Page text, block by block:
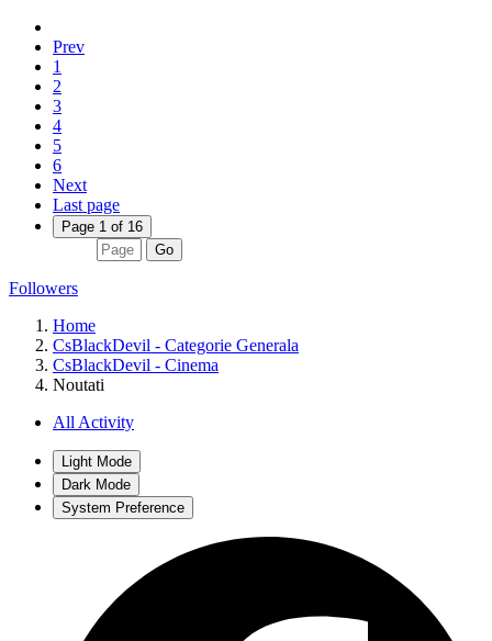
Prev
1
2
3
4
5
6
Next
Last page
Page 1 of 16
Go
Followers
Home
CsBlackDevil - Categorie Generala
CsBlackDevil - Cinema
Noutati
All Activity
Light Mode
Dark Mode
System Preference